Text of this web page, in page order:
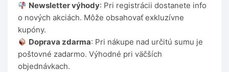
Newsletter výhody: Pri registrácii dostanete info
o nových akciách. Môže obsahovať exkluzívne
kupóny.
Doprava zdarma: Pri nákupe nad určitú sumu je
poštovné zadarmo. Výhodné pri väčších
objednávkach.